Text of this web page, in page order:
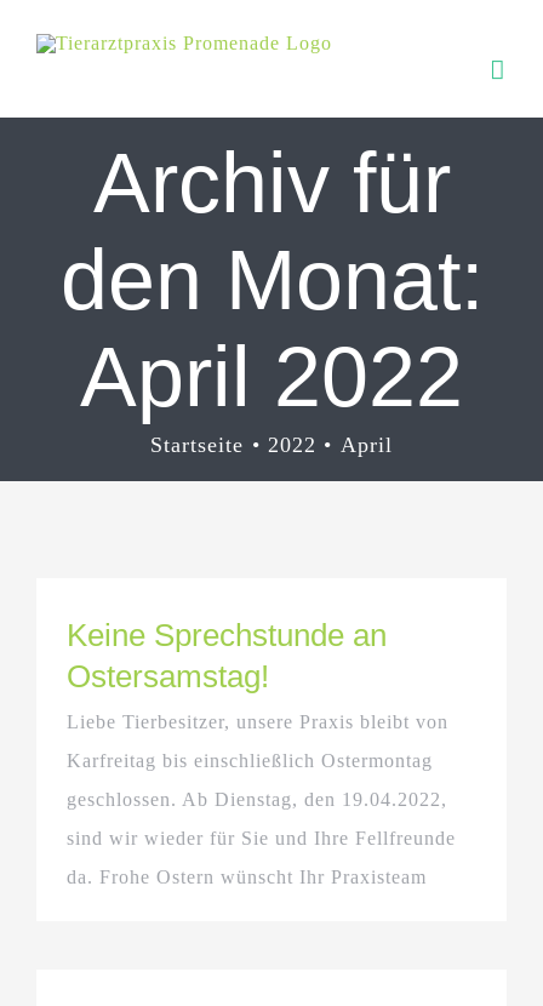
Inhalt
Archiv für
den Monat:
April 2022
Startseite 2022 April
Keine Sprechstunde an
Ostersamstag!
Liebe Tierbesitzer, unsere Praxis bleibt von
Karfreitag bis einschließlich Ostermontag
geschlossen. Ab Dienstag, den 19.04.2022,
sind wir wieder für Sie und Ihre Fellfreunde
da. Frohe Ostern wünscht Ihr Praxisteam